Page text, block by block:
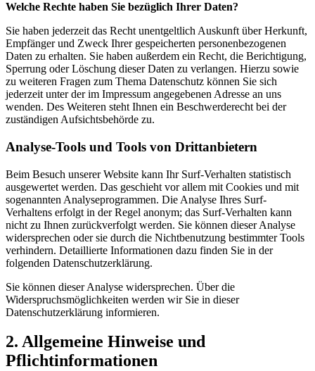
Welche Rechte haben Sie bezüglich Ihrer Daten?
Sie haben jederzeit das Recht unentgeltlich Auskunft über Herkunft,
Empfänger und Zweck Ihrer gespeicherten personenbezogenen
Daten zu erhalten. Sie haben außerdem ein Recht, die Berichtigung,
Sperrung oder Löschung dieser Daten zu verlangen. Hierzu sowie
zu weiteren Fragen zum Thema Datenschutz können Sie sich
jederzeit unter der im Impressum angegebenen Adresse an uns
wenden. Des Weiteren steht Ihnen ein Beschwerderecht bei der
zuständigen Aufsichtsbehörde zu.
Analyse-Tools und Tools von Drittanbietern
Beim Besuch unserer Website kann Ihr Surf-Verhalten statistisch
ausgewertet werden. Das geschieht vor allem mit Cookies und mit
sogenannten Analyseprogrammen. Die Analyse Ihres Surf-
Verhaltens erfolgt in der Regel anonym; das Surf-Verhalten kann
nicht zu Ihnen zurückverfolgt werden. Sie können dieser Analyse
widersprechen oder sie durch die Nichtbenutzung bestimmter Tools
verhindern. Detaillierte Informationen dazu finden Sie in der
folgenden Datenschutzerklärung.
Sie können dieser Analyse widersprechen. Über die
Widerspruchsmöglichkeiten werden wir Sie in dieser
Datenschutzerklärung informieren.
2. Allgemeine Hinweise und
Pflichtinformationen